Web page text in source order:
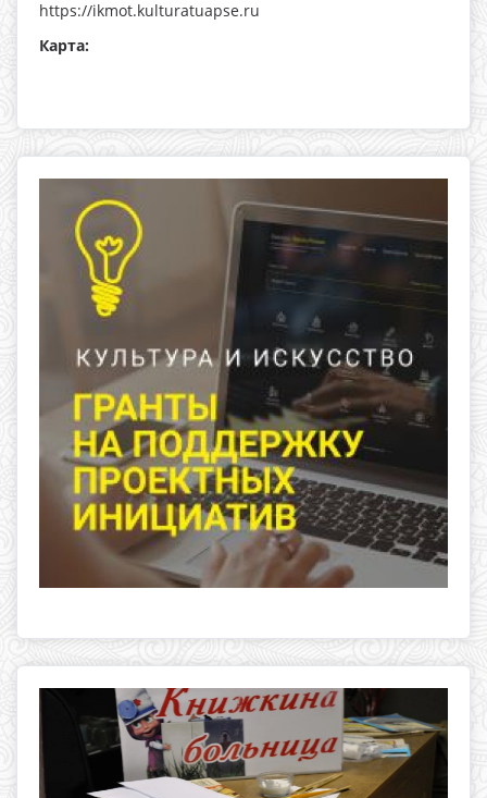
https://ikmot.kulturatuapse.ru
Карта: